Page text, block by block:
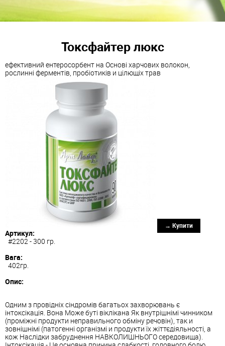
Токсфайтер люкс
ефективний ентеросорбент на Основі харчових волокон,
рослинні ферментів, пробіотиків и цілющіх трав
→ Купити
Артикул:
#2202 - 300 гр.
Вага:
402гр.
Опис:
Одним з провідніх сіндромів багатьох захворювань є
інтоксікація. Вона Може буті віклікана Як внутрішнімі чинником
(проміжні продукти неправильного обміну речовін), так и
зовнішнімі (патогенні організмі и продукти їх жіттєдіяльності, а
кож Наслідки забруднення НАВКОЛИШНЬОГО середовища).